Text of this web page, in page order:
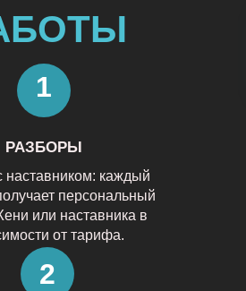
наставником: каждый
персональный
или наставника в
от тарифа.
РАЗБОРЫ
1
2